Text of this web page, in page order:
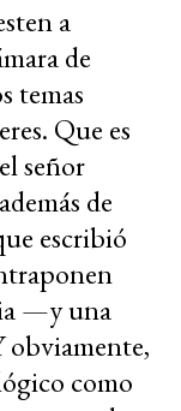
a
de
temas
Que es
señor
de
escribió
—y una
como